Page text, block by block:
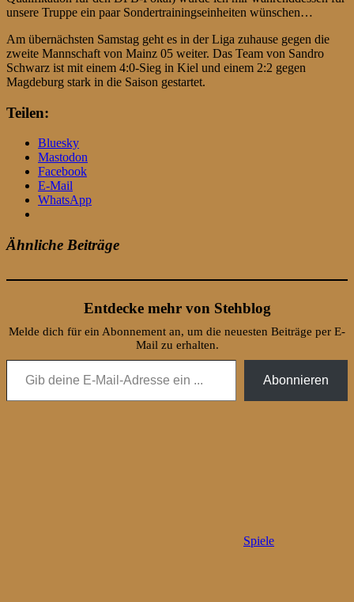
unsere Truppe ein paar Sondertrainingseinheiten wünschen…
Am übernächsten Samstag geht es in der Liga zuhause gegen die
zweite Mannschaft von Mainz 05 weiter. Das Team von Sandro
Schwarz ist mit einem 4:0-Sieg in Kiel und einem 2:2 gegen
Magdeburg stark in die Saison gestartet.
Teilen:
Bluesky
Mastodon
Facebook
E-Mail
WhatsApp
Ähnliche Beiträge
Entdecke mehr von Stehblog
Melde dich für ein Abonnement an, um die neuesten Beiträge per E-
Mail zu erhalten.
Gib deine E-Mail-Adresse ein ...
Abonnieren
Spiele